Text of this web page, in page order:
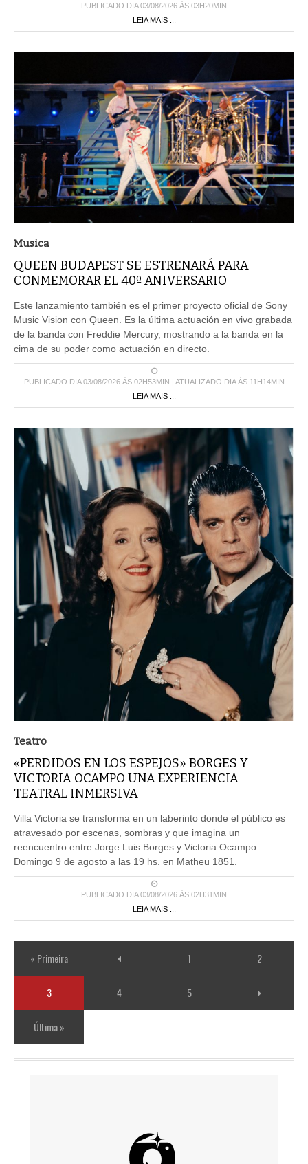
PUBLICADO DIA 03/08/2026 ÀS 03H20MIN
LEIA MAIS ...
Musica
QUEEN BUDAPEST SE ESTRENARÁ PARA
CONMEMORAR EL 40º ANIVERSARIO
Este lanzamiento también es el primer proyecto oficial de Sony
Music Vision con Queen. Es la última actuación en vivo grabada
de la banda con Freddie Mercury, mostrando a la banda en la
cima de su poder como actuación en directo.
PUBLICADO DIA 03/08/2026 ÀS 02H53MIN | ATUALIZADO DIA ÀS 11H14MIN
LEIA MAIS ...
Teatro
«PERDIDOS EN LOS ESPEJOS» BORGES Y
VICTORIA OCAMPO UNA EXPERIENCIA
TEATRAL INMERSIVA
Villa Victoria se transforma en un laberinto donde el público es
atravesado por escenas, sombras y que imagina un
reencuentro entre Jorge Luis Borges y Victoria Ocampo.
Domingo 9 de agosto a las 19 hs. en Matheu 1851.
PUBLICADO DIA 03/08/2026 ÀS 02H31MIN
LEIA MAIS ...
« Primeira 1 2
3 4 5
Última »